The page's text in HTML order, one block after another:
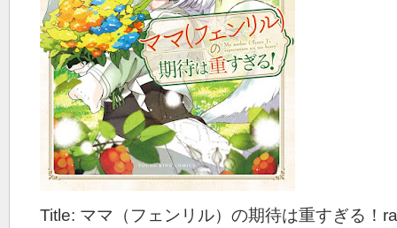
Title: ママ（フェンリル）の期待は重すぎる！